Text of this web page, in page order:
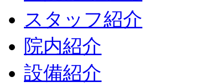
スタッフ紹介
院内紹介
設備紹介